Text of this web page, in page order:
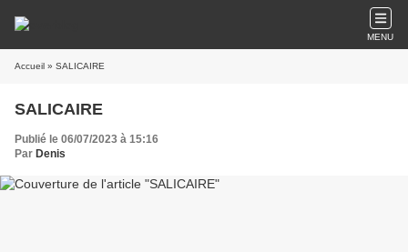
MENU
Accueil » SALICAIRE
SALICAIRE
Publié le 06/07/2023 à 15:16
Par Denis